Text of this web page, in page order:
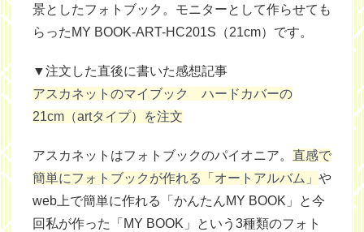
景としたフォトブック。モニターとして作らせても
らったMY BOOK-ART-HC201S（21cm）です。
▼注文した直後に書いた感想記事
アスカネットのマイブック ハードカバーの
21cm（artタイプ）を注文
アスカネットはフォトブックのパイオニア。 直感で
簡単にフォトブックが作れる「オートアルバム」 や
web上で簡単に作れる「かんたんMY BOOK」と今
回私が作った「MY BOOK」という3種類のフォト